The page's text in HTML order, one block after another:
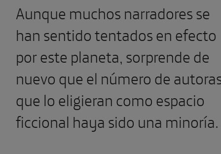
Aunque muchos narradores se
han sentido tentados en efecto
por este planeta, sorprende de
nuevo que el número de
que lo eligieran como espacio
ficcional haya sido una minoría.